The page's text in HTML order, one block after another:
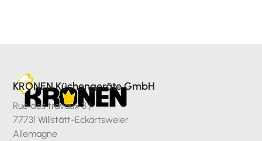
KRONEN Küchengeräte GmbH
Rue des travaux 3 |
77731 Willstätt-Eckartsweier
Allemagne